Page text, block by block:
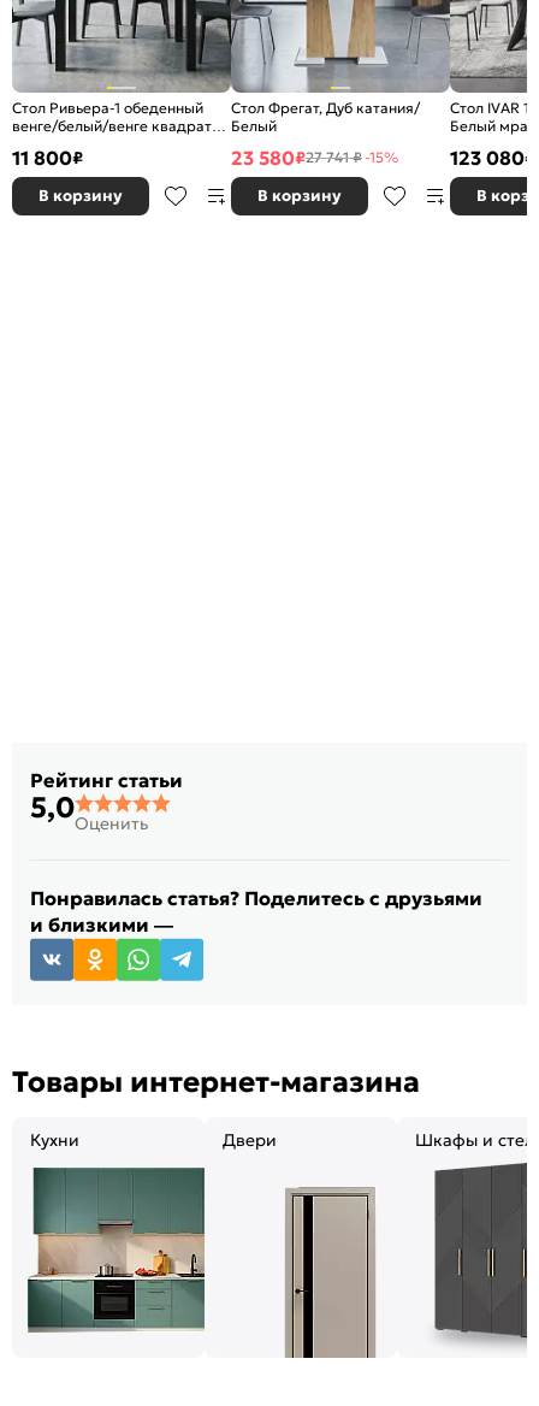
Стол Ривьера-1 обеденный
венге/белый/венге квадраты
11 800₽
В корзину
Стол Фрегат, Дуб катания/
Белый
23 580₽27 741 ₽-15%
В корзину
Стол IVAR
Белый
123 080₽
В
Рейтинг статьи
5,0Оценить
Понравилась статья? Поделитесь с друзьями
и близкими —
Товары интернет-магазина
Кухни Двери Шкафы и